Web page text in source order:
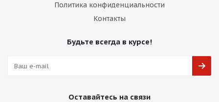
Политика конфиденциальности
Контакты
Будьте всегда в курсе!
Оставайтесь на связи